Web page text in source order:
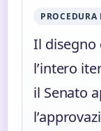
PROCEDURA
Il disegno
l’intero
il Senato